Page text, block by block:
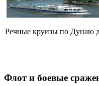
Речные круизы по Дунаю
Флоти боевые